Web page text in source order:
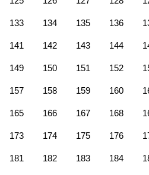
133 134 135 136
141 142 143 144
149 150 151 152
157 158 159 160
165 166 167 168
173 174 175 176
181 182 183 184